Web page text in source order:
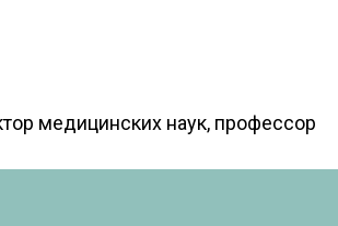
медицинских наук, профессор